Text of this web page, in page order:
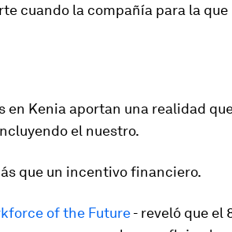
cuando la compañía para la que
en Kenia aportan una realidad
el nuestro.
que un incentivo financiero.
of the Future- reveló que el